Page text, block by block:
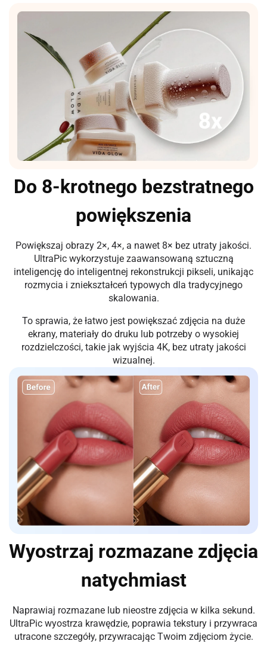
Do 8-krotnego bezstratnego
powiększenia
Powiększaj obrazy 2×, 4×, a nawet 8× bez utraty jakości.
UltraPic wykorzystuje zaawansowaną sztuczną
inteligencję do inteligentnej rekonstrukcji pikseli, unikając
rozmycia i zniekształceń typowych dla tradycyjnego
skalowania.
To sprawia, że łatwo jest powiększać zdjęcia na duże
ekrany, materiały do druku lub potrzeby o wysokiej
rozdzielczości, takie jak wyjścia 4K, bez utraty jakości
wizualnej.
Wyostrzaj rozmazane zdjęcia
natychmiast
Naprawiaj rozmazane lub nieostre zdjęcia w kilka sekund.
UltraPic wyostrza krawędzie, poprawia tekstury i przywraca
utracone szczegóły, przywracając Twoim zdjęciom życie.